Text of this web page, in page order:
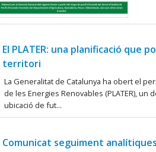
El PLATER: una planificació
territori
La Generalitat de Catalunya ha obert el
de les Energies Renovables (PLATER),
ubicació de fut...
Comunicat seguiment